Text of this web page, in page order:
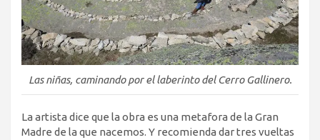
Las niñas, caminando por el laberinto del Cerro Gallinero.
La artista dice que la obra es una metafora de la Gran
Madre de la que nacemos. Y recomienda dar tres vueltas